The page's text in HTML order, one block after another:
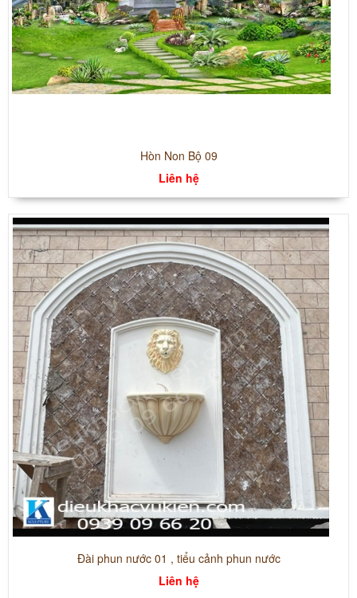
Hòn Non Bộ 09
Liên hệ
Đài phun nước 01 , tiểu cảnh phun nước
Liên hệ